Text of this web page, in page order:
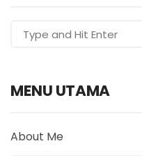
MENU UTAMA
About Me